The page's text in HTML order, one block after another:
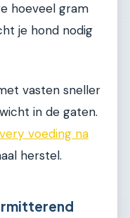
hoeveel gram
je hond nodig
vasten sneller
in de gaten.
voeding na
herstel.